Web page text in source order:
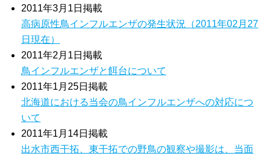
2011年3月1日掲載
高病原性鳥インフルエンザの発生状況（2011年02月27
日現在）
2011年2月1日掲載
鳥インフルエンザと餌台について
2011年1月25日掲載
北海道における当会の鳥インフルエンザへの対応につ
いて
2011年1月14日掲載
出水市西干拓、東干拓での野鳥の観察や撮影は、当面